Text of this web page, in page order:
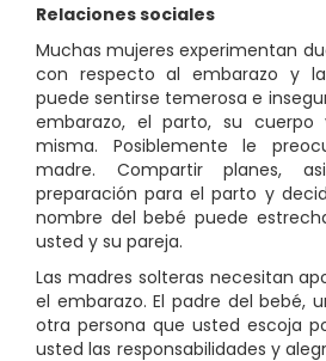
Relaciones sociales
Muchas mujeres experimentan
con respecto al embarazo y
puede sentirse temerosa e
embarazo, el parto, su
misma. Posiblemente le
madre. Compartir planes,
preparación para el parto y
nombre del bebé puede
usted y su pareja.
Las madres solteras necesitan
el embarazo. El padre del bebé,
otra persona que usted escoja
usted las responsabilidades y